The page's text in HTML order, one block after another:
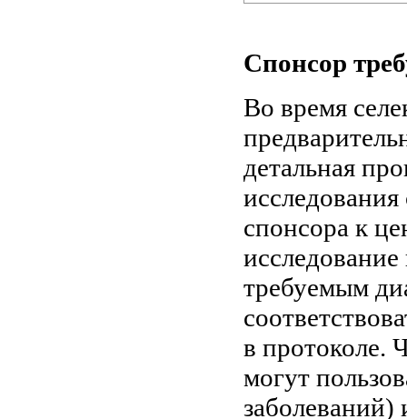
Спонсор
Во время
детальная
спонсора к
требуемым
в протоколе.
могут
заболеваний)